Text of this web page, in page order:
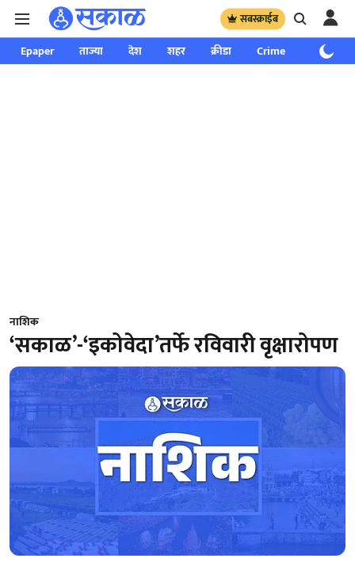
सबस्क्राईब
Epaper ताज्या देश शहर क्रीडा Crime साप्ताहिक
नाशिक
‘सकाळ’-‘इकोवेदा’तर्फे रविवारी वृक्षारोपण